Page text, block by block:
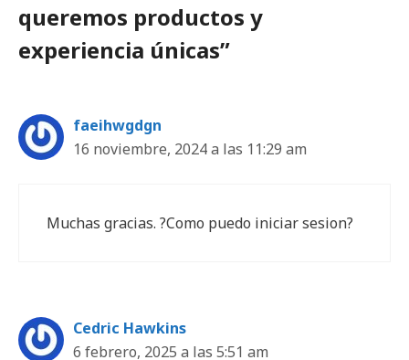
queremos productos y
experiencia únicas”
faeihwgdgn
16 noviembre, 2024 a las 11:29 am
Muchas gracias. ?Como puedo iniciar sesion?
Cedric Hawkins
6 febrero, 2025 a las 5:51 am